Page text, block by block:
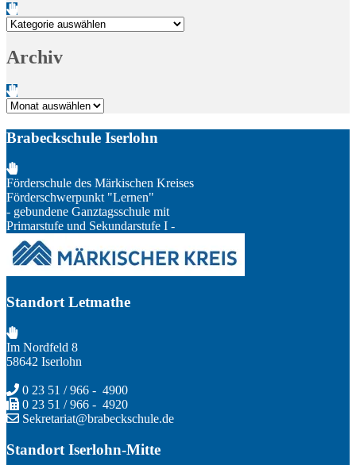
Kategorien
Archiv
Archiv
Brabeckschule Iserlohn
Förderschule des Märkischen Kreises
Förderschwerpunkt "Lernen"
- gebundene Ganztagsschule mit
Primarstufe und Sekundarstufe I -
Standort Letmathe
Im Nordfeld 8
58642 Iserlohn
0 23 51 / 966 - 4900
0 23 51 / 966 - 4920
Sekretariat@brabeckschule.de
Standort Iserlohn-Mitte